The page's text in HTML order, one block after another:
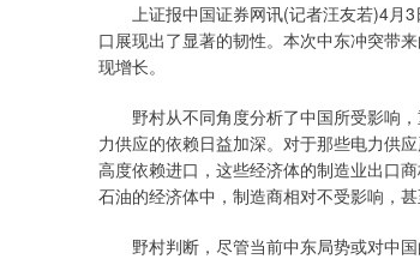
上证报中国证券网讯(记者汪友若)4月3
口展现出了显著的韧性。本次中东冲突带
现增长。
野村从不同角度分析了中国所受影响，
力供应的依赖日益加深。对于那些电力供
高度依赖进口，这些经济体的制造业出口
石油的经济体中，制造商相对不受影响，甚
野村判断，尽管当前中东局势或对中国